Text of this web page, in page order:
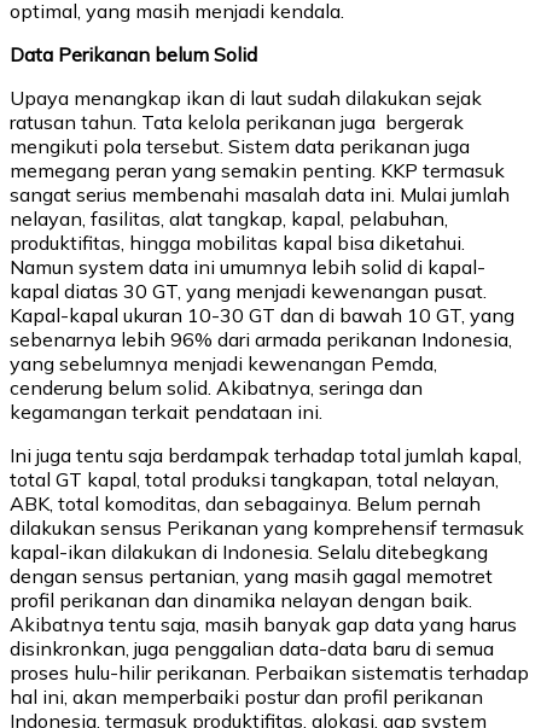
optimal, yang masih menjadi kendala.
Data Perikanan belum Solid
Upaya menangkap ikan di laut sudah dilakukan sejak
ratusan tahun. Tata kelola perikanan juga bergerak
mengikuti pola tersebut. Sistem data perikanan juga
memegang peran yang semakin penting. KKP termasuk
sangat serius membenahi masalah data ini. Mulai jumlah
nelayan, fasilitas, alat tangkap, kapal, pelabuhan,
produktifitas, hingga mobilitas kapal bisa diketahui.
Namun system data ini umumnya lebih solid di kapal-
kapal diatas 30 GT, yang menjadi kewenangan pusat.
Kapal-kapal ukuran 10-30 GT dan di bawah 10 GT, yang
sebenarnya lebih 96% dari armada perikanan Indonesia,
yang sebelumnya menjadi kewenangan Pemda,
cenderung belum solid. Akibatnya, seringa dan
kegamangan terkait pendataan ini.
Ini juga tentu saja berdampak terhadap total jumlah kapal,
total GT kapal, total produksi tangkapan, total nelayan,
ABK, total komoditas, dan sebagainya. Belum pernah
dilakukan sensus Perikanan yang komprehensif termasuk
kapal-ikan dilakukan di Indonesia. Selalu ditebegkang
dengan sensus pertanian, yang masih gagal memotret
profil perikanan dan dinamika nelayan dengan baik.
Akibatnya tentu saja, masih banyak gap data yang harus
disinkronkan, juga penggalian data-data baru di semua
proses hulu-hilir perikanan. Perbaikan sistematis terhadap
hal ini, akan memperbaiki postur dan profil perikanan
Indonesia, termasuk produktifitas, alokasi, gap system